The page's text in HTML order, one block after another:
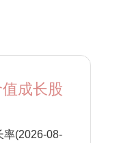
成长股
率(2026-08-